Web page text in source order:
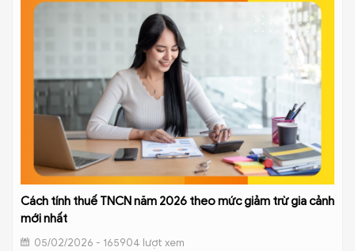
Cách tính thuế TNCN năm 2026 theo mức giảm trừ gia cảnh
mới nhất
05/02/2026 - 165904 lượt xem